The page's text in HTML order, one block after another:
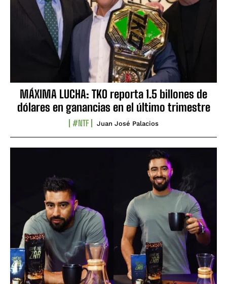
MÁXIMA LUCHA: TKO reporta 1.5 billones de
dólares en ganancias en el último trimestre
#NTF Juan José Palacios